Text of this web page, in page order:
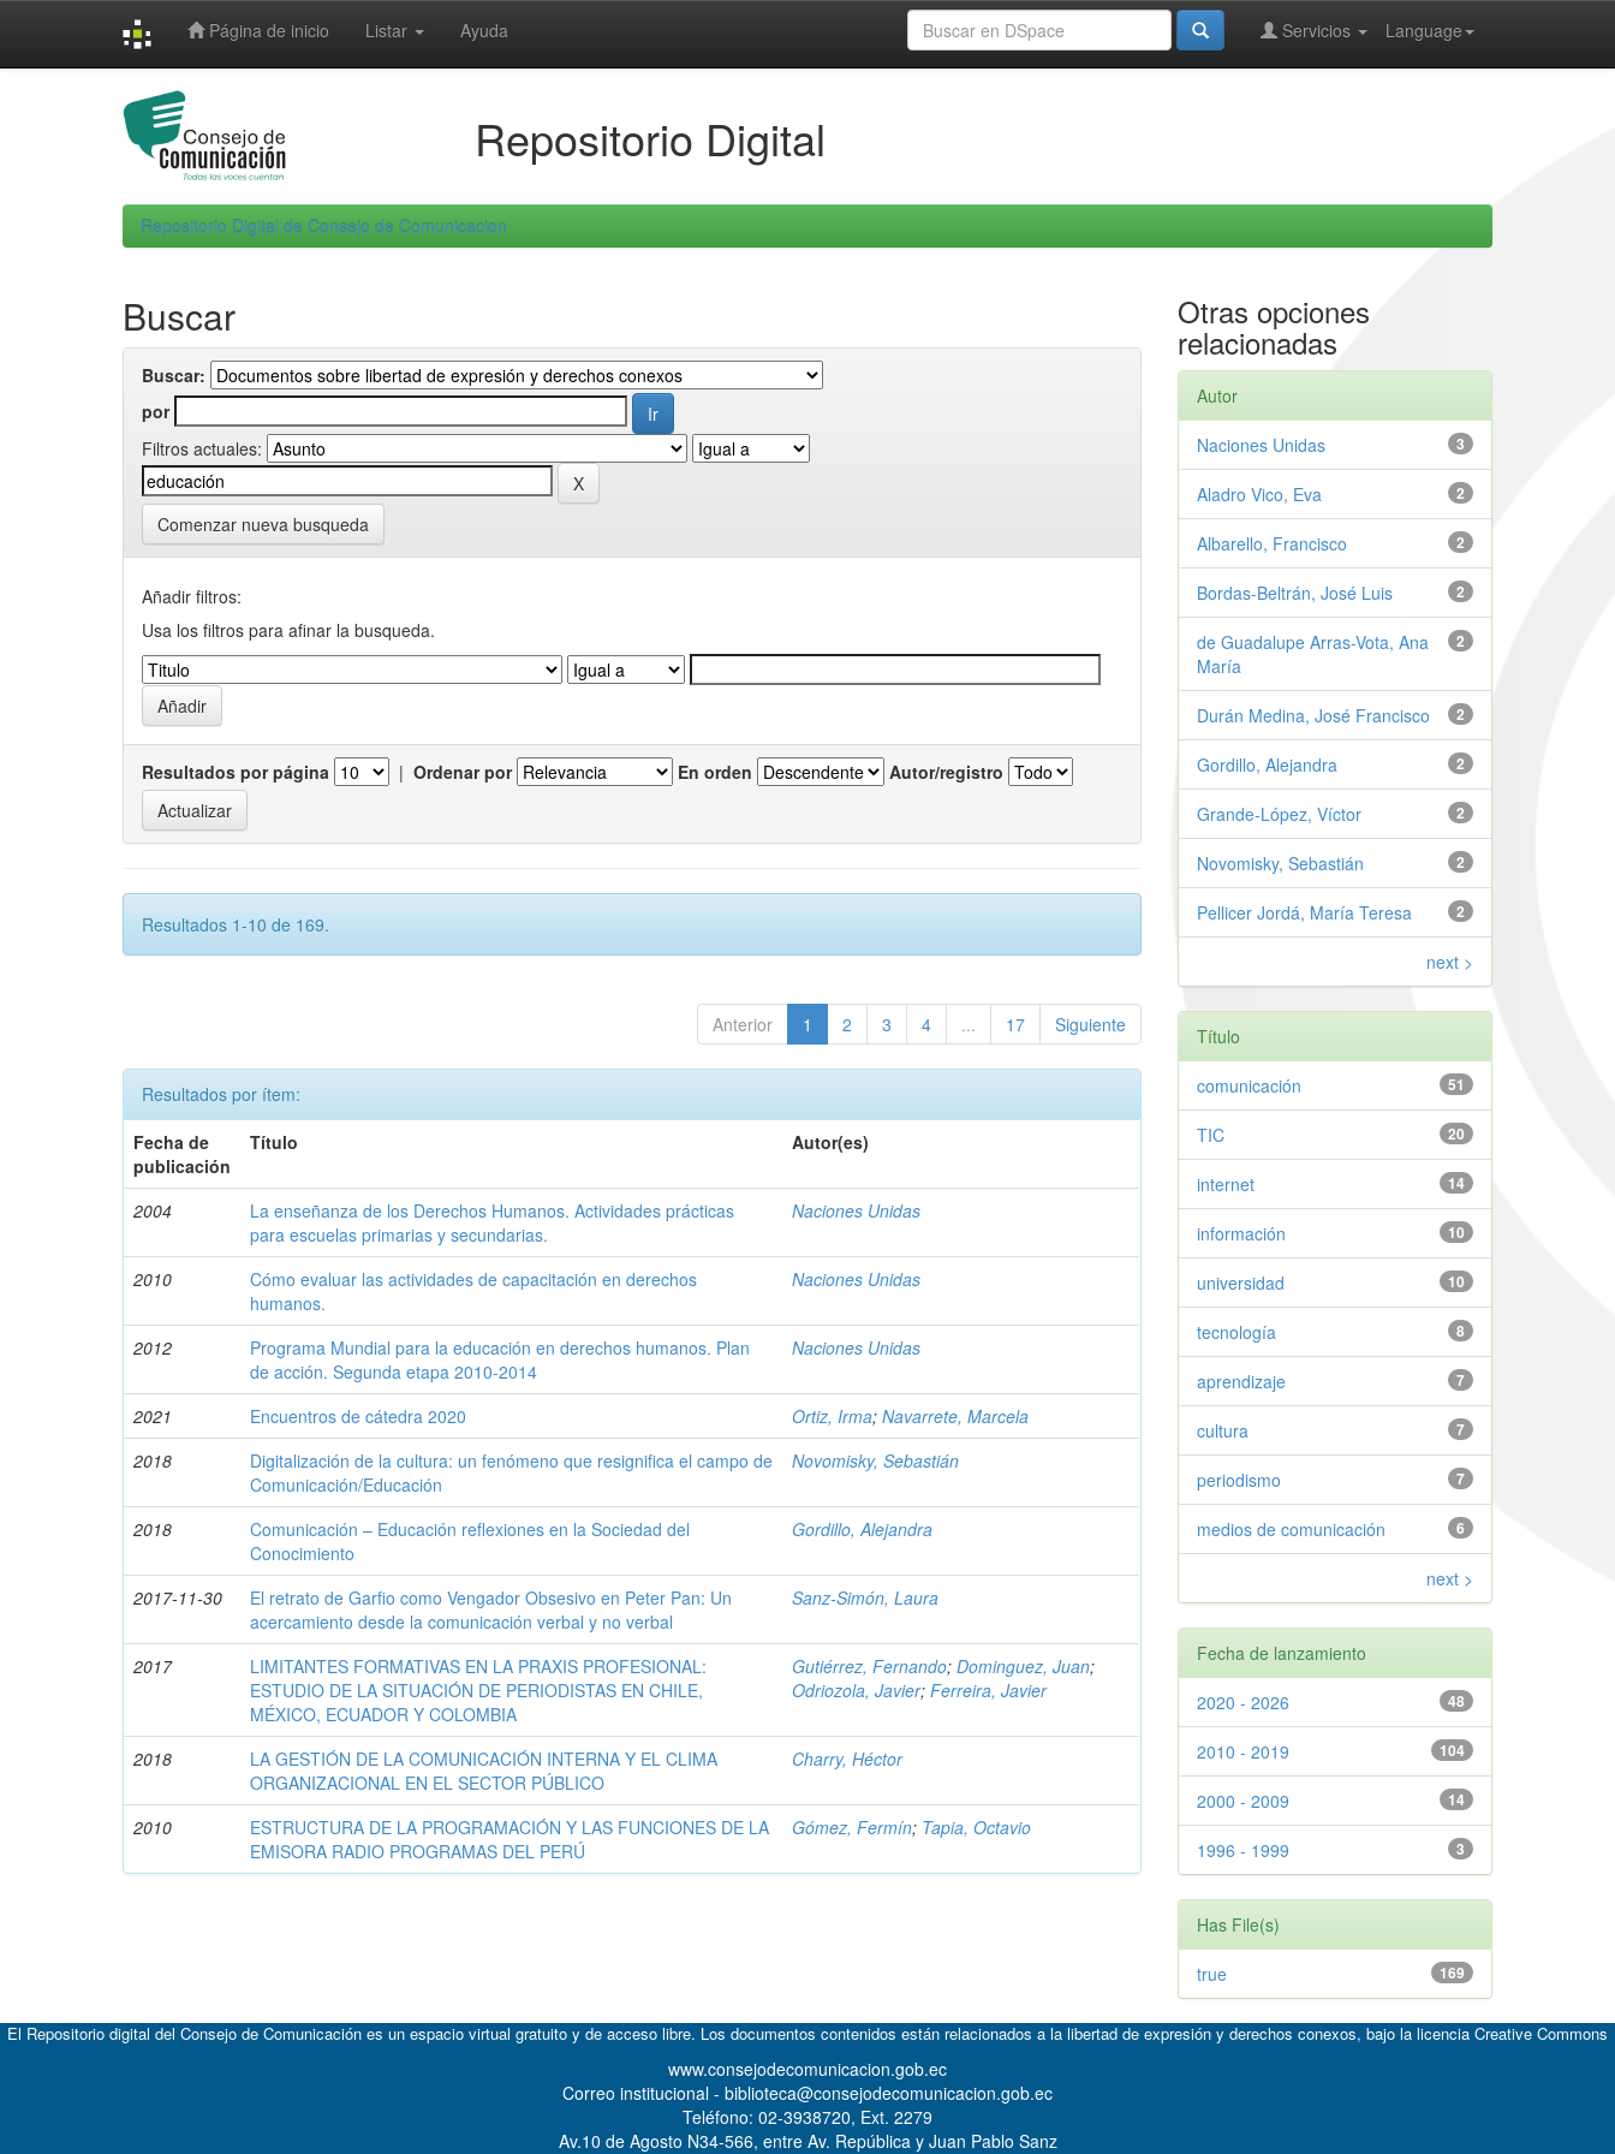
Página de inicio Listar Ayuda Language
Servicios
Repositorio Digital
Repositorio Digital de Consejo de Comunicacion
Buscar
Buscar:
por
Filtros actuales:
Comenzar nueva busqueda
Añadir filtros:
Usa los filtros para afinar la busqueda.
Resultados por página | Ordenar por En orden Autor/registro
Resultados 1-10 de 169.
Anterior 1 2 3 4 ... 17 Siguiente
Resultados por ítem:
Fecha de
publicación
Título Autor(es)
2004
La enseñanza de los Derechos Humanos. Actividades prácticas
para escuelas primarias y secundarias.
Naciones Unidas
2010
Cómo evaluar las actividades de capacitación en derechos
humanos.
Naciones Unidas
2012
Programa Mundial para la educación en derechos humanos. Plan
de acción. Segunda etapa 2010-2014
Naciones Unidas
2021 Encuentros de cátedra 2020 Ortiz, Irma;Navarrete, Marcela
2018
Digitalización de la cultura: un fenómeno que resignifica el campo de
Comunicación/Educación
Novomisky, Sebastián
2018
Comunicación – Educación reflexiones en la Sociedad del
Conocimiento
Gordillo, Alejandra
2017-11-30
El retrato de Garfio como Vengador Obsesivo en Peter Pan: Un
acercamiento desde la comunicación verbal y no verbal
Sanz-Simón, Laura
2017
LIMITANTES FORMATIVAS EN LA PRAXIS PROFESIONAL:
ESTUDIO DE LA SITUACIÓN DE PERIODISTAS EN CHILE,
MÉXICO, ECUADOR Y COLOMBIA
Gutiérrez, Fernando;Dominguez, Juan;
Odriozola, Javier;Ferreira, Javier
2018
LA GESTIÓN DE LA COMUNICACIÓN INTERNA Y EL CLIMA
ORGANIZACIONAL EN EL SECTOR PÚBLICO
Charry, Héctor
2010
ESTRUCTURA DE LA PROGRAMACIÓN Y LAS FUNCIONES DE LA
EMISORA RADIO PROGRAMAS DEL PERÚ
Gómez, Fermín; Tapia, Octavio
Otras opciones
relacionadas
Autor
3
Naciones Unidas
2
Aladro Vico, Eva
2
Albarello, Francisco
2
Bordas-Beltrán, José Luis
2
de Guadalupe Arras-Vota, Ana
María
2
Durán Medina, José Francisco
2
Gordillo, Alejandra
2
Grande-López, Víctor
2
Novomisky, Sebastián
2
Pellicer Jordá, María Teresa
next >
Título
51
comunicación
20
TIC
14
internet
10
información
10
universidad
8
tecnología
7
aprendizaje
7
cultura
7
periodismo
6
medios de comunicación
next >
Fecha de lanzamiento
48
2020 - 2026
104
2010 - 2019
14
2000 - 2009
3
1996 - 1999
Has File(s)
169
true
El Repositorio digital del Consejo de Comunicación es un espacio virtual gratuito y de acceso libre. Los documentos contenidos están relacionados a la libertad de expresión y derechos conexos, bajo la licencia Creative Commons
www.consejodecomunicacion.gob.ec
Correo institucional - biblioteca@consejodecomunicacion.gob.ec
Teléfono: 02-3938720, Ext. 2279
Av.10 de Agosto N34-566, entre Av. República y Juan Pablo Sanz